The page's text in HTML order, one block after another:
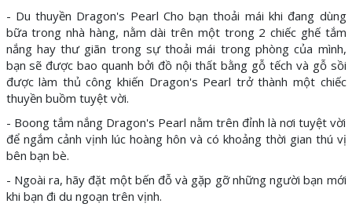
- Du thuyền Dragon's Pearl Cho bạn thoải mái khi đang dùng
bữa trong nhà hàng, nằm dài trên một trong 2 chiếc ghế tắm
nắng hay thư giãn trong sự thoải mái trong phòng của mình,
bạn sẽ được bao quanh bởi đồ nội thất bằng gỗ tếch và gỗ sồi
được làm thủ công khiến Dragon's Pearl trở thành một chiếc
thuyền buồm tuyệt vời.
- Boong tắm nắng Dragon's Pearl nằm trên đỉnh là nơi tuyệt vời
để ngắm cảnh vịnh lúc hoàng hôn và có khoảng thời gian thú vị
bên bạn bè.
- Ngoài ra, hãy đặt một bến đỗ và gặp gỡ những người bạn mới
khi bạn đi du ngoạn trên vịnh.